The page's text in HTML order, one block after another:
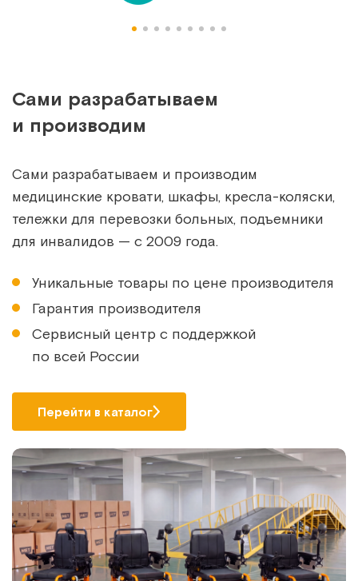
Сами разрабатываем
и производим
Сами разрабатываем и производим
медицинские кровати, шкафы, кресла-коляски,
тележки для перевозки больных, подъемники
для инвалидов — с 2009 года.
Уникальные товары по цене производителя
Гарантия производителя
Сервисный центр с поддержкой
по всей России
Перейти в каталог